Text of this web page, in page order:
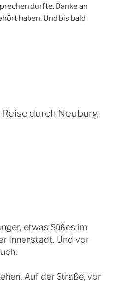
durfte. Danke an
haben. Und bis bald
durch Neuburg
etwas Süßes im
Innenstadt. Und vor
Auf der Straße, vor